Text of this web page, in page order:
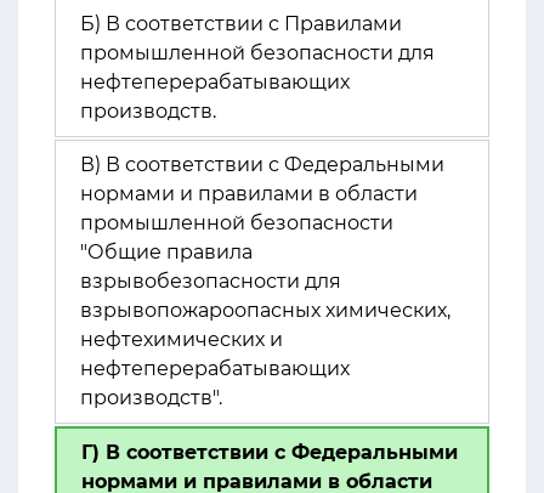
Б) В соответствии с Правилами
промышленной безопасности для
нефтеперерабатывающих
производств.
В) В соответствии с Федеральными
нормами и правилами в области
промышленной безопасности
"Общие правила
взрывобезопасности для
взрывопожароопасных химических,
нефтехимических и
нефтеперерабатывающих
производств".
Г) В соответствии с Федеральными
нормами и правилами в области